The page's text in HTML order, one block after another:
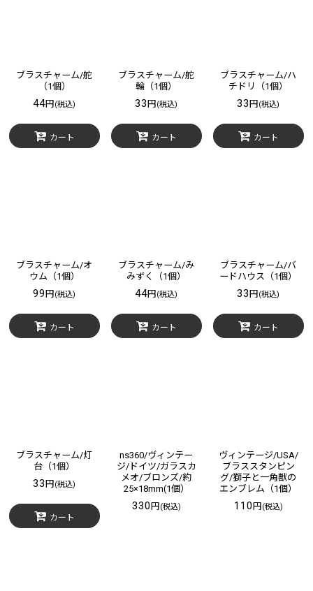
ブラスチャーム/舵
（1個）
44円 (税込)
カート
ブラスチャーム/舵
輪（1個）
33円 (税込)
カート
ブラスチャーム/ハ
チドリ（1個）
33円 (税込)
カート
ブラスチャーム/オ
ウム（1個）
99円 (税込)
カート
ブラスチャーム/み
みずく（1個）
44円 (税込)
カート
ブラスチャーム/バ
ードハウス（1個）
33円 (税込)
カート
ブラスチャーム/灯
台（1個）
33円 (税込)
カート
ns360/ヴィンテー
ジ/ドイツ/ガラスカ
メオ/ブロンズ/約
25×18mm(1個）
330 円 (税込)
ヴィンテージ/USA/
ブラススタンピン
グ/獅子と一角獣の
エンブレム（1個）
110 円 (税込)